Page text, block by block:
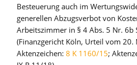
Besteuerung auch im
generellen Abzugsverbot von
Arbeitszimmer in § 4 Abs. 5 Nr. 6b
(Finanzgericht Köln, Urteil vom 20.
Aktenzeichen: 8 K 1160/15;